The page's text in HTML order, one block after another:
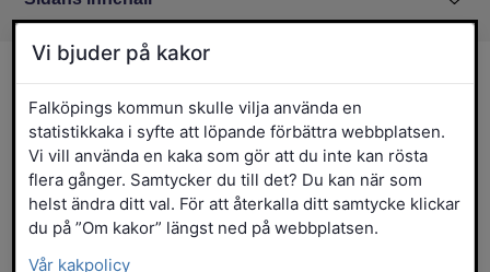
Utebad på Odenbadet 2026
Vi bjuder på kakor
Falköpings kommun skulle vilja använda en
statistikkaka i syfte att löpande förbättra webbplatsen.
Vi vill använda en kaka som gör att du inte kan rösta
flera gånger. Samtycker du till det? Du kan när som
helst ändra ditt val. För att återkalla ditt samtycke klickar
du på ”Om kakor” längst ned på webbplatsen.
Vår kakpolicy